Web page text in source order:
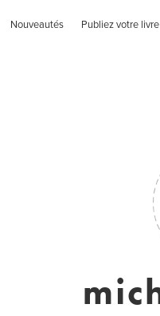
Nouveautés Publiez votre livre